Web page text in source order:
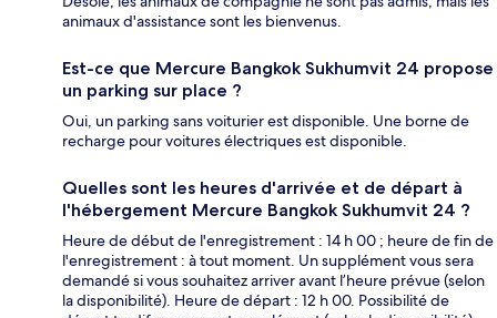
animaux d'assistance sont les bienvenus.
Est-ce que Mercure Bangkok Sukhumvit 24 propose
un parking sur place ?
Oui, un parking sans voiturier est disponible. Une borne de
recharge pour voitures électriques est disponible.
Quelles sont les heures d'arrivée et de départ à
l'hébergement Mercure Bangkok Sukhumvit 24 ?
Heure de début de l'enregistrement : 14 h 00 ; heure de fin de
l'enregistrement : à tout moment. Un supplément vous sera
demandé si vous souhaitez arriver avant l’heure prévue (selon
la disponibilité). Heure de départ : 12 h 00. Possibilité de